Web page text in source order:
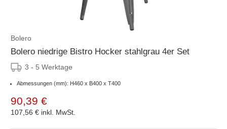
Bolero
Bolero niedrige Bistro Hocker stahlgrau 4er Set
3 - 5 Werktage
Abmessungen (mm): H460 x B400 x T400
90,39 €
107,56 € inkl. MwSt.